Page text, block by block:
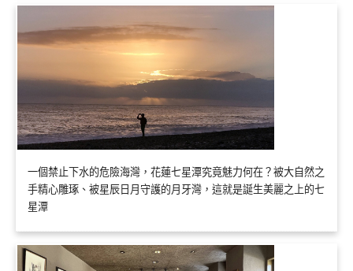
一個禁止下水的危險海灣，花蓮七星潭究竟魅力何在？被大自然之
手精心雕琢、被星辰日月守護的月牙灣，這就是誕生美麗之上的七
星潭